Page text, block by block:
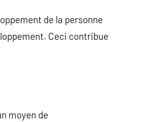
de la personne
Ceci contribue
moyen de